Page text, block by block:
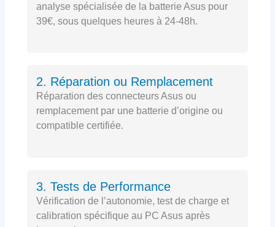
analyse spécialisée de la batterie Asus pour
39€, sous quelques heures à 24-48h.
2. Réparation ou Remplacement
Réparation des connecteurs Asus ou
remplacement par une batterie d’origine ou
compatible certifiée.
3. Tests de Performance
Vérification de l’autonomie, test de charge et
calibration spécifique au PC Asus après